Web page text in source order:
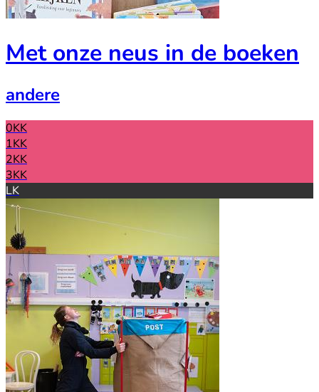
Met onze neus in de boeken
andere
0KK
1KK
2KK
3KK
LK